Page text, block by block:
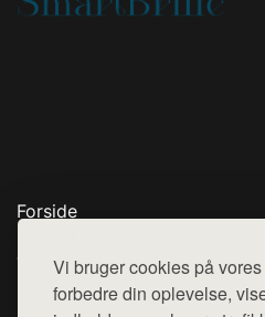
Vi bruger cookies på
forbedre din oplevelse,
Forside
Top Rabatter
Blog